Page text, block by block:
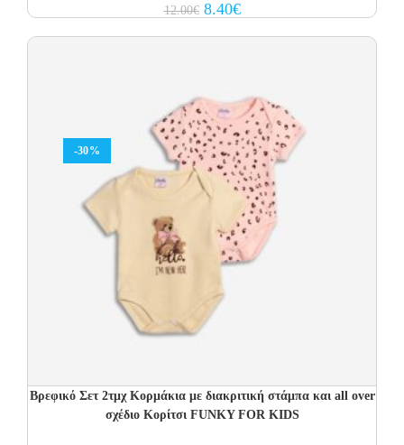
12.00€ Original
price
8.40€Current
price
-30%
Βρεφικό Σετ 2τμχ Κορμάκια με διακριτική στάμπα και all over
σχέδιο Κορίτσι FUNKY FOR KIDS